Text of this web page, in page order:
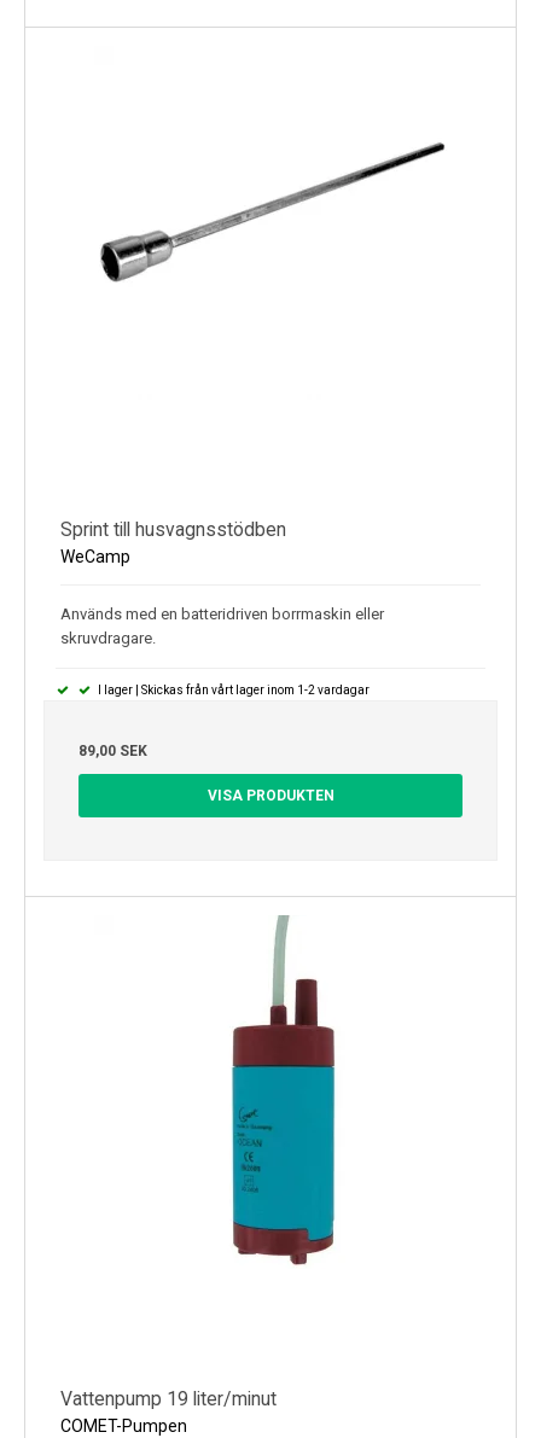
Sprint till husvagnsstödben
WeCamp
Används med en batteridriven borrmaskin eller
skruvdragare.
I lager | Skickas från vårt lager inom 1-2 vardagar
89,00 SEK
VISA PRODUKTEN
Vattenpump 19 liter/minut
COMET-Pumpen